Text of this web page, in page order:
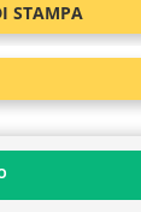
STAMPA